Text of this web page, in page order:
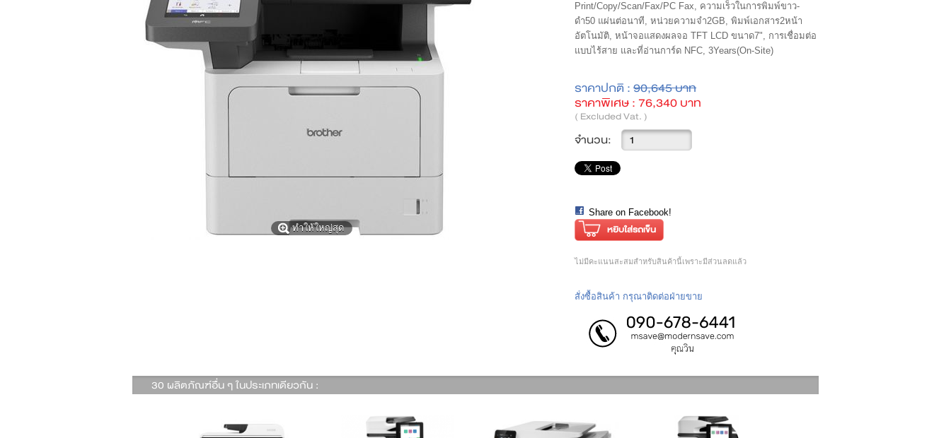
Print/Copy/Scan/Fax/PC Fax, ความเร็วในการพิมพ์ขาว-
ดำ50 แผ่นต่อนาที, หน่วยความจำ2GB, พิมพ์เอกสาร2หน้า
อัตโนมัติ, หน้าจอแสดงผลจอ TFT LCD ขนาด7", การเชื่อมต่อ
แบบไร้สาย และที่อ่านการ์ด NFC, 3Years(On-Site)
ราคาปกติ :90,645 บาท
ราคาพิเศษ :76,340 บาท
( Excluded Vat. )
จำนวน:
Share on Facebook!
ไม่มีคะแนนสะสมสำหรับสินค้านี้เพราะมีส่วนลดแล้ว
สั่งซื้อสินค้า กรุณาติดต่อฝ่ายขาย
ทำให้ใหญ่สุด
30 ผลิตภัณฑ์อื่น ๆ ในประเภทเดียวกัน :